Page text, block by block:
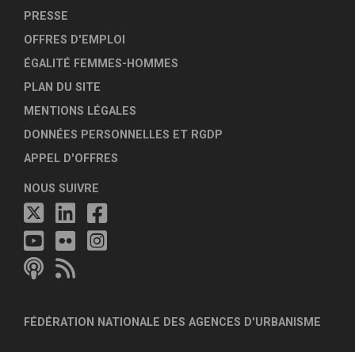
PRESSE
OFFRES D'EMPLOI
ÉGALITÉ FEMMES-HOMMES
PLAN DU SITE
MENTIONS LÉGALES
DONNÉES PERSONNELLES ET RGDP
APPEL D'OFFRES
NOUS SUIVRE
FÉDÉRATION NATIONALE DES AGENCES D'URBANISME